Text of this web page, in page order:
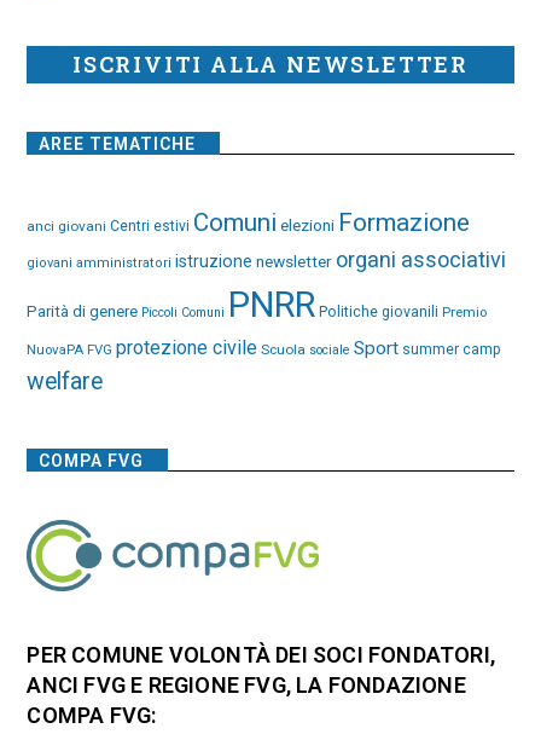
ISCRIVITI ALLA NEWSLETTER
AREE TEMATICHE
anci giovani Centri estivi Comuni elezioni Formazione
giovani amministratori istruzione newsletter organi associativi
Parità di genere Piccoli Comuni PNRR Politiche giovanili Premio
NuovaPA FVG protezione civile Scuola sociale Sport summer camp
welfare
COMPA FVG
PER COMUNE VOLONTÀ DEI SOCI FONDATORI,
ANCI FVG E REGIONE FVG, LA FONDAZIONE
COMPA FVG: